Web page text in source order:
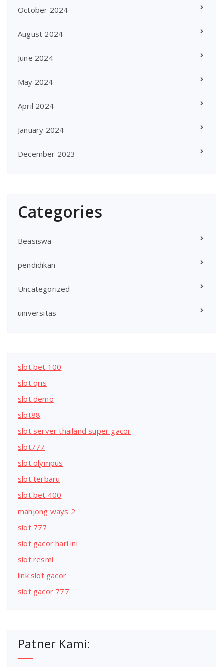
October 2024
August 2024
June 2024
May 2024
April 2024
January 2024
December 2023
Categories
Beasiswa
pendidikan
Uncategorized
universitas
slot bet 100
slot qris
slot demo
slot88
slot server thailand super gacor
slot777
slot olympus
slot terbaru
slot bet 400
mahjong ways 2
slot 777
slot gacor hari ini
slot resmi
link slot gacor
slot gacor 777
Patner Kami: